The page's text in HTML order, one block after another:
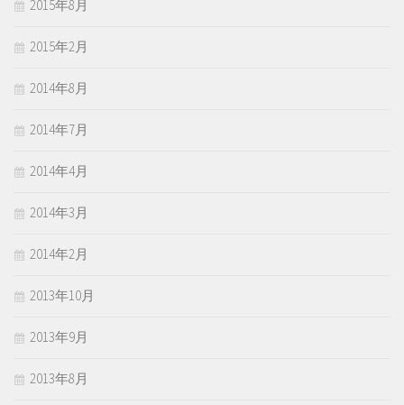
2015年8月
2015年2月
2014年8月
2014年7月
2014年4月
2014年3月
2014年2月
2013年10月
2013年9月
2013年8月